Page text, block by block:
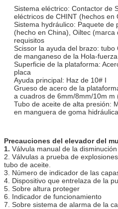
Sistema eléctrico: Contactor de
eléctricos de CHINT (hechos en
Sistema hydráulico: Paquete de
(hecho en China), Oiltec
requisitos
Scissor la ayuda del brazo:
de manganeso de la Hola-fuerza
Superficie de la plataforma:
placa
Ayuda principal: Haz de 10# I
Grueso de acero de la
a cuadros de 6mm/8mm/10m m
Tubo de aceite de alta presión:
en manguera de goma hidráulica
Precauciones del elevador del
1. Válvula manual de la disminución
2. Válvulas a prueba de
tubo de aceite.
3. Número de indicador de las
4. Dispositivo que entrelaza de la
5. Sobre altura proteger
6. Indicador de funcionamiento
7. Sobre sistema de alarma de la